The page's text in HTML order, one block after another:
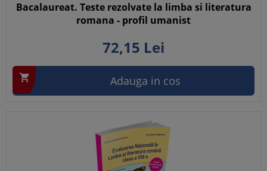
Bacalaureat. Teste rezolvate la limba si literatura
romana - profil umanist
72,15 Lei
 Adauga in cos